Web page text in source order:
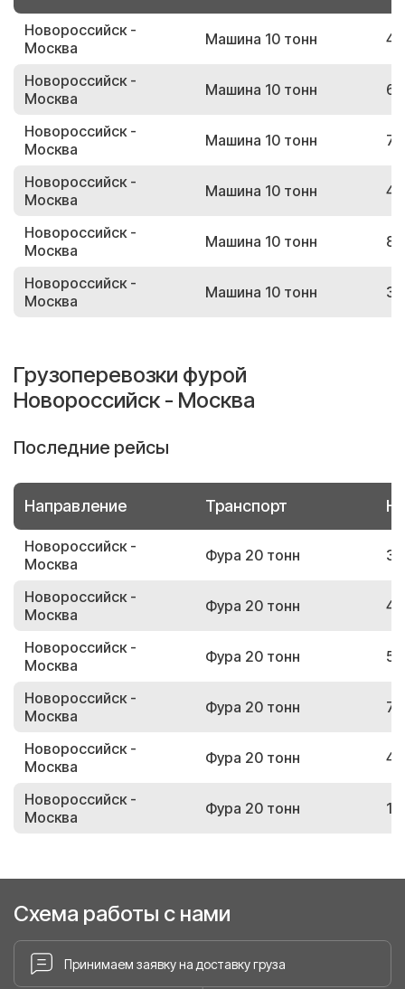
Новороссийск -
Москва
Машина 10 тонн
Новороссийск -
Москва
Машина 10 тонн
Новороссийск -
Москва
Машина 10 тонн
Новороссийск -
Москва
Машина 10 тонн
Новороссийск -
Москва
Машина 10 тонн
Новороссийск -
Москва
Машина 10 тонн
Грузоперевозки фурой
Новороссийск - Москва
Последние рейсы
Направление Транспорт
Новороссийск -
Москва
Фура 20 тонн
Новороссийск -
Москва
Фура 20 тонн
Новороссийск -
Москва
Фура 20 тонн
Новороссийск -
Москва
Фура 20 тонн
Новороссийск -
Москва
Фура 20 тонн
Новороссийск -
Москва
Фура 20 тонн
Схема работы с нами
Принимаем заявку на доставку груза